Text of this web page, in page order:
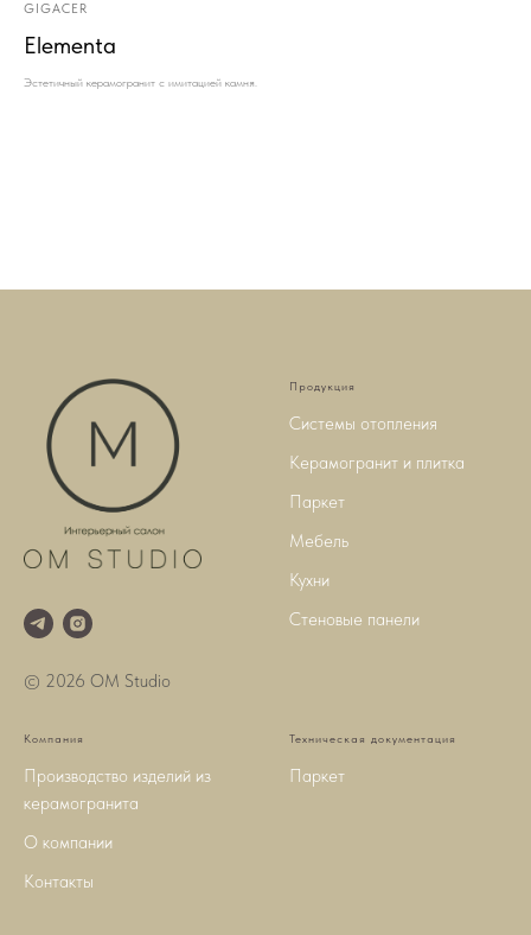
GIGACER
Elementa
Эстетичный керамогранит с имитацией камня.
© 2026 OM Studio
Продукция
Системы отопления
Керамогранит и плитка
Паркет
Мебель
Кухни
Стеновые панели
Компания
Производство изделий из
керамогранита
О компании
Контакты
Техническая документация
Паркет